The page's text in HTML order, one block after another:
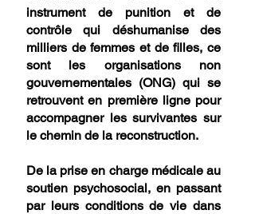
instrument de punition et de
contrôle qui déshumanise des
milliers de femmes et de filles, ce
sont les organisations non
gouvernementales (ONG) qui se
retrouvent en première ligne pour
accompagner les survivantes sur
le chemin de la reconstruction.
De la prise en charge médicale au
soutien psychosocial, en passant
par leurs conditions de vie dans